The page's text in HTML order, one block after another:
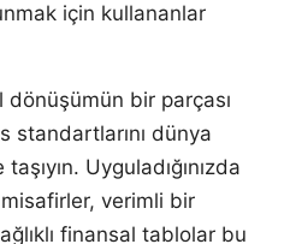
için kullananlar
bir parçası
standartlarını dünya
Uyguladığınızda
verimli bir
finansal tablolar bu